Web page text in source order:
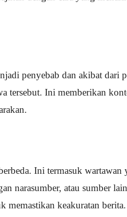
penyebab dan akibat dari
tersebut. Ini memberikan
Ini termasuk
narasumber, atau sumber
memastikan keakuratan berita.